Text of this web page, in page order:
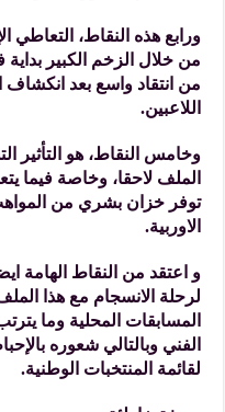
ورابع هذه النقاط، التعاطي
من خلال الزخم الكبير بداية
من انتقاد واسع بعد انكشاف
اللاعبين.
وخامس النقاط، هو التأثير
الملف لاحقا، وخاصة فيما
توفر خزان بشري من
الاوربية.
و اعتقد من النقاط الهامة
لرحلة الانسجام مع هذا
المسابقات المحلية وما
الفني وبالتالي شعوره
لقائمة المنتخبات الوطنية.